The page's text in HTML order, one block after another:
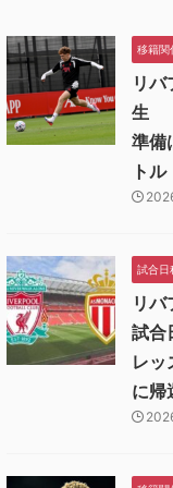
移籍関
リ
生
準備
ト
試合日
リ
試合
レッ
に帰